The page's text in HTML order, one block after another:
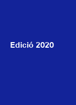
Edició 2020